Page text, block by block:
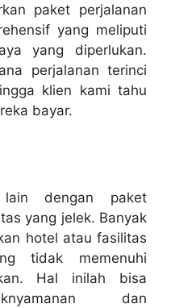
paket perjalanan
yang meliputi
yang diperlukan.
perjalanan terinci
klien kami tahu
bayar.
dengan paket
yang jelek. Banyak
hotel atau fasilitas
tidak memenuhi
Hal inilah bisa
dan